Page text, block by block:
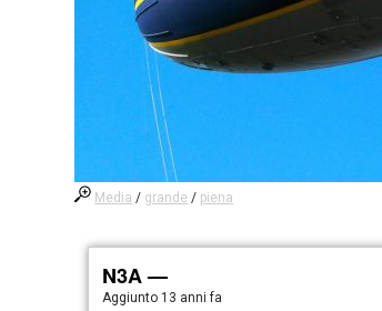
Media / grande / piena
N3A —
Aggiunto 13 anni fa